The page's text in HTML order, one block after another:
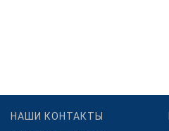
НАШИ КОНТАКТЫ